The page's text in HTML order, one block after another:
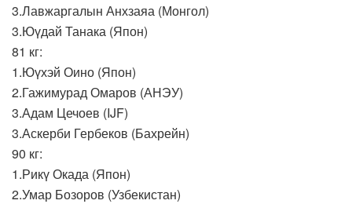
3.Лавжаргалын Анхзаяа (Монгол)
3.Юүдай Танака (Япон)
81 кг:
1.Юүхэй Оино (Япон)
2.Гажимурад Омаров (АНЭУ)
3.Адам Цечоев (IJF)
3.Аскерби Гербеков (Бахрейн)
90 кг:
1.Рикү Окада (Япон)
2.Умар Бозоров (Узбекистан)